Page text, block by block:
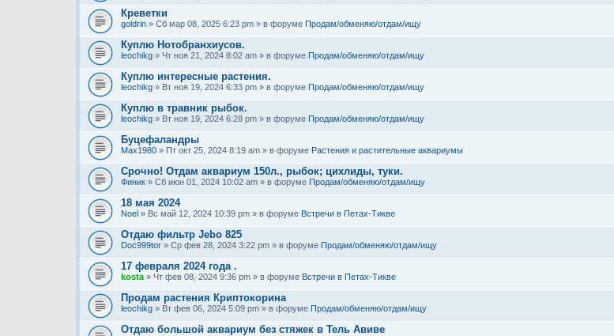
Креветки
goldrin » Сб мар 08, 2025 6:23 pm » в форуме Продам/обменяю/отдам/ищу
Куплю Нотобранхиусов.
leochikg » Чт ноя 21, 2024 8:02 am » в форуме Продам/обменяю/отдам/ищу
Куплю интересные растения.
leochikg » Вт ноя 19, 2024 6:33 pm » в форуме Продам/обменяю/отдам/ищу
Куплю в травник рыбок.
leochikg » Вт ноя 19, 2024 6:28 pm » в форуме Продам/обменяю/отдам/ищу
Буцефаландры
Max1980 » Пт окт 25, 2024 8:19 am » в форуме Растения и растительные аквариумы
Срочно! Отдам аквариум 150л., рыбок; цихлиды, туки.
Финик » Сб июн 01, 2024 10:02 am » в форуме Продам/обменяю/отдам/ищу
18 мая 2024
Noel » Вс май 12, 2024 10:39 pm » в форуме Встречи в Петах-Тикве
Отдаю фильтр Jebo 825
Doc999tor » Ср фев 28, 2024 3:22 pm » в форуме Продам/обменяю/отдам/ищу
17 февраля 2024 года .
kosta » Чт фев 08, 2024 9:36 pm » в форуме Встречи в Петах-Тикве
Продам растения Криптокорина
leochikg » Вт фев 06, 2024 5:09 pm » в форуме Продам/обменяю/отдам/ищу
Отдаю большой аквариум без стяжек в Тель Авиве